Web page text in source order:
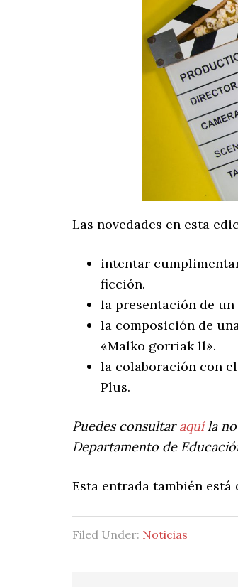
Las novedades en esta
intentar
ficción.
la presentación de
la composición de
«Malko gorriak ll».
la colaboración con
Plus.
Puedes consultaraquíla
Departamento de
Esta entrada también está
Filed Under: Noticias